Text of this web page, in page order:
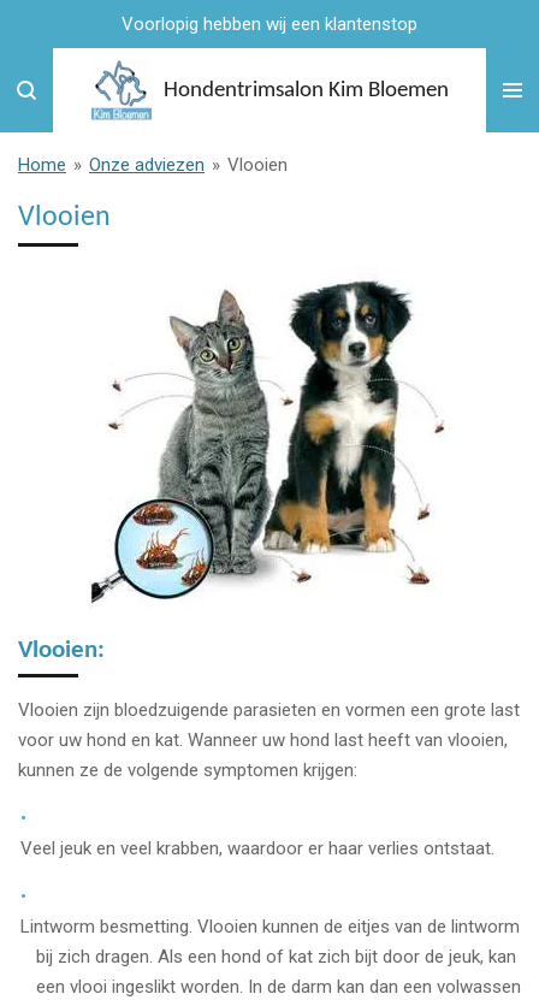
naar
Hondentrimsalon Kim Bloemen
Voorlopig hebben wij een klantenstop
Home » Onze adviezen » Vlooien
Vlooien
Vlooien:
Vlooien zijn bloedzuigende parasieten en vormen een grote last
voor uw hond en kat. Wanneer uw hond last heeft van vlooien,
kunnen ze de volgende symptomen krijgen:
Veel jeuk en veel krabben, waardoor er haar verlies ontstaat.
Lintworm besmetting. Vlooien kunnen de eitjes van de lintworm
bij zich dragen. Als een hond of kat zich bijt door de jeuk, kan
een vlooi ingeslikt worden. In de darm kan dan een volwassen